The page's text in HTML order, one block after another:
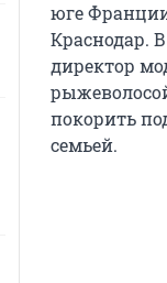
юге
Краснодар.
директор
покорить
семьей.